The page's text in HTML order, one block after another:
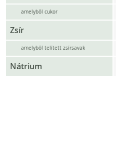
amelyből cukor
Zsír
amelyből telített zsírsavak
Nátrium